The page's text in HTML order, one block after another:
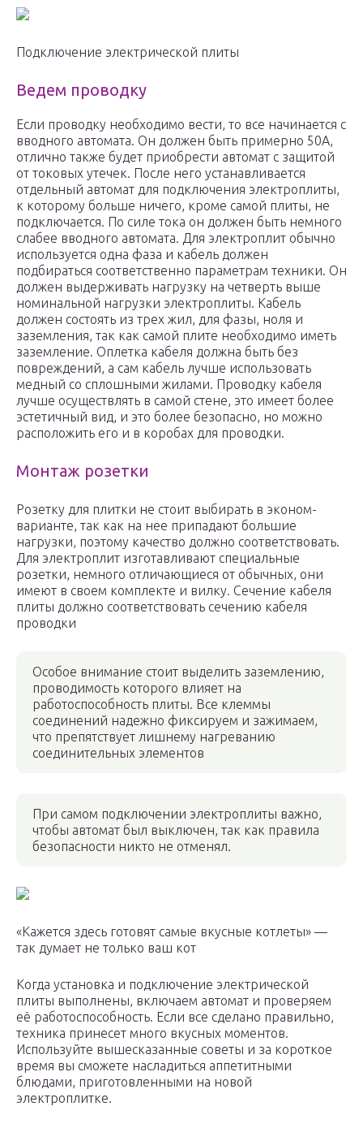
Подключение электрической плиты
Ведем проводку
Если проводку необходимо вести, то все начинается с
вводного автомата. Он должен быть примерно 50А,
отлично также будет приобрести автомат с защитой
от токовых утечек. После него устанавливается
отдельный автомат для подключения электроплиты,
к которому больше ничего, кроме самой плиты, не
подключается. По силе тока он должен быть немного
слабее вводного автомата. Для электроплит обычно
используется одна фаза и кабель должен
подбираться соответственно параметрам техники. Он
должен выдерживать нагрузку на четверть выше
номинальной нагрузки электроплиты. Кабель
должен состоять из трех жил, для фазы, ноля и
заземления, так как самой плите необходимо иметь
заземление. Оплетка кабеля должна быть без
повреждений, а сам кабель лучше использовать
медный со сплошными жилами. Проводку кабеля
лучше осуществлять в самой стене, это имеет более
эстетичный вид, и это более безопасно, но можно
расположить его и в коробах для проводки.
Монтаж розетки
Розетку для плитки не стоит выбирать в эконом-
варианте, так как на нее припадают большие
нагрузки, поэтому качество должно соответствовать.
Для электроплит изготавливают специальные
розетки, немного отличающиеся от обычных, они
имеют в своем комплекте и вилку. Сечение кабеля
плиты должно соответствовать сечению кабеля
проводки
Особое внимание стоит выделить заземлению,
проводимость которого влияет на
работоспособность плиты. Все клеммы
соединений надежно фиксируем и зажимаем,
что препятствует лишнему нагреванию
соединительных элементов
При самом подключении электроплиты важно,
чтобы автомат был выключен, так как правила
безопасности никто не отменял.
«Кажется здесь готовят самые вкусные котлеты» —
так думает не только ваш кот
Когда установка и подключение электрической
плиты выполнены, включаем автомат и проверяем
её работоспособность. Если все сделано правильно,
техника принесет много вкусных моментов.
Используйте вышесказанные советы и за короткое
время вы сможете насладиться аппетитными
блюдами, приготовленными на новой
электроплитке.